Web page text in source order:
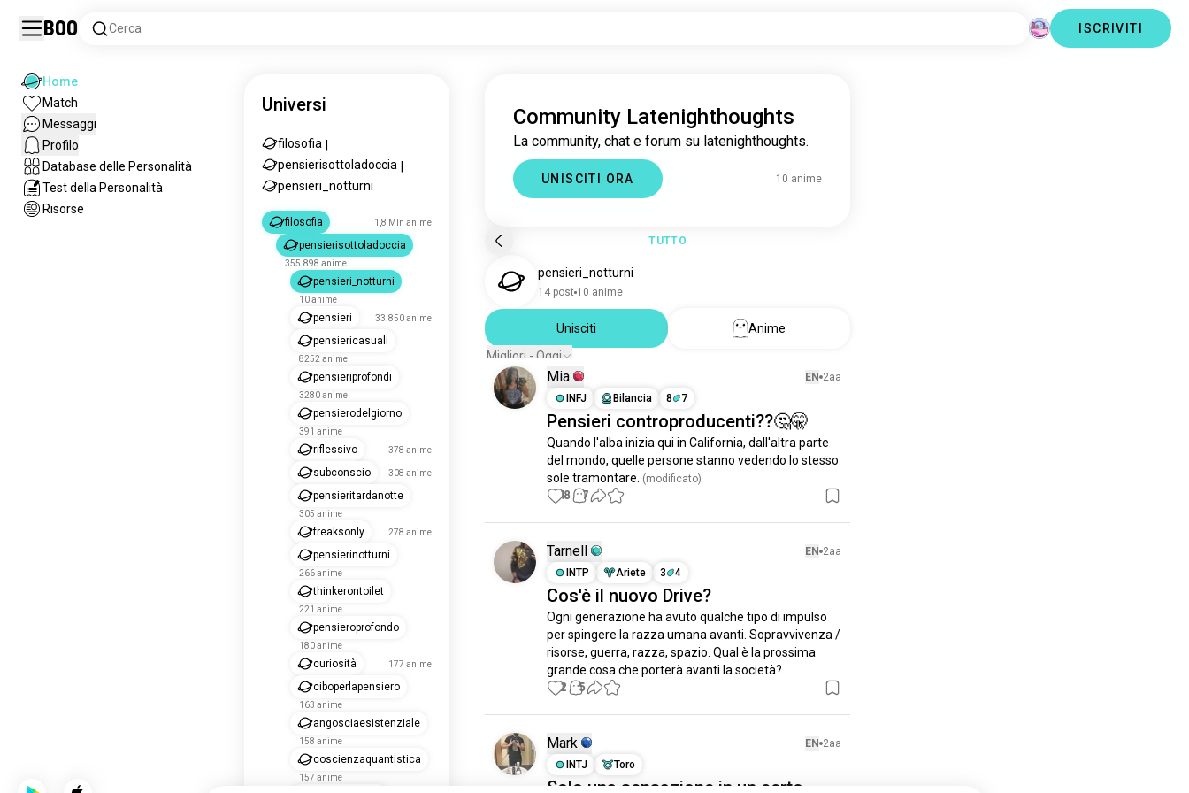
Boo Cerca ISCRIVITI
Home
Match
Messaggi
Profilo
Database delle Personalità
Test della Personalità
Risorse
Universi
filosofia
pensierisottoladoccia
pensieri_notturni
filosofia 1,8 Mln anime
pensierisottoladoccia
355.898 anime
pensieri_notturni
10 anime
pensieri 33.850 anime
pensiericasuali
8252 anime
pensieriprofondi
3280 anime
pensierodelgiorno
391 anime
riflessivo 378 anime
subconscio 308 anime
pensieritardanotte
305 anime
freaksonly 278 anime
pensierinotturni
266 anime
thinkerontoilet
221 anime
pensieroprofondo
180 anime
curiosità 177 anime
ciboperlapensiero
163 anime
angosciaesistenziale
158 anime
coscienzaquantistica
157 anime
Community Latenighthoughts
La community, chat e forum su latenighthoughts.
UNISCITI ORA 10 anime
TUTTO
pensieri_notturni
14 post 10 anime
Unisciti
Anime
Migliori - Oggi
Mia EN 2aa
INFJ
Bilancia 8 7
Pensieri controproducenti??🤔🤫
Quando l'alba inizia qui in California, dall'altra parte
del mondo, quelle persone stanno vedendo lo stesso
sole tramontare. (modificato)
18 7
Tarnell EN 2aa
INTP
Ariete 3 4
Cos'è il nuovo Drive?
Ogni generazione ha avuto qualche tipo di impulso
per spingere la razza umana avanti. Sopravvivenza /
risorse, guerra, razza, spazio. Qual è la prossima
grande cosa che porterà avanti la società?
2 5
Mark EN 2aa
INTJ
Toro
Solo una sensazione in un certo